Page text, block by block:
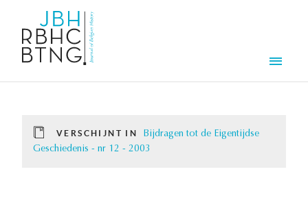
VERSCHIJNT IN
Bijdragen tot de Eigentijdse
Geschiedenis - nr 12 - 2003